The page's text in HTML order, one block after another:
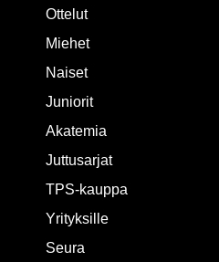
Ottelut
Miehet
Naiset
Juniorit
Akatemia
Juttusarjat
TPS-kauppa
Yrityksille
Seura